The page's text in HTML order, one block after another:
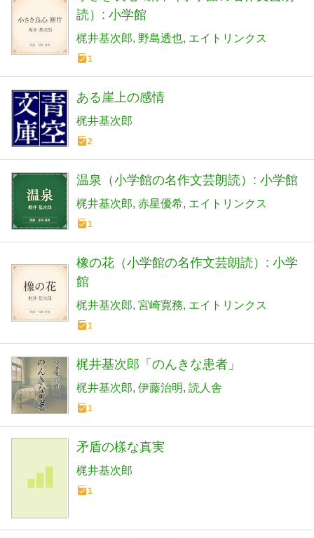
読）: 小学館
梶井基次郎 野島透也 エイトリンクス
1
ある崖上の感情
梶井基次郎
2
温泉（小学館の名作文芸朗読）: 小学館
梶井基次郎 赤星優希 エイトリンクス
1
橡の花（小学館の名作文芸朗読）: 小学
館
梶井基次郎 宮崎寛務 エイトリンクス
1
梶井基次郎「のんきな患者」
梶井基次郎 伊藤治明 読人舎
1
矛盾の樣な真実
梶井基次郎
1